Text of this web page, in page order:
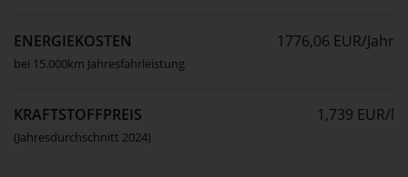
ENERGIEKOSTEN
bei 15.000km Jahresfahrleistung
1776,06 EUR/Jahr
KRAFTSTOFFPREIS
(Jahresdurchschnitt 2024)
1,739 EUR/l